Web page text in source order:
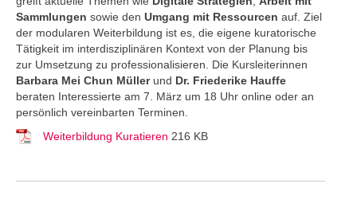
Sammlungen sowie den Umgang mit Ressourcen auf. Ziel
der modularen Weiterbildung ist es, die eigene kuratorische
Tätigkeit im interdisziplinären Kontext von der Planung bis
zur Umsetzung zu professionalisieren. Die Kursleiterinnen
Barbara Mei Chun Müllerund Dr. Friederike Hauffe
beraten Interessierte am 7. März um 18 Uhr online oder an
persönlich vereinbarten Terminen.
Weiterbildung Kuratieren 216 KB